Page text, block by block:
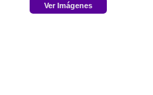
Ver Imágenes